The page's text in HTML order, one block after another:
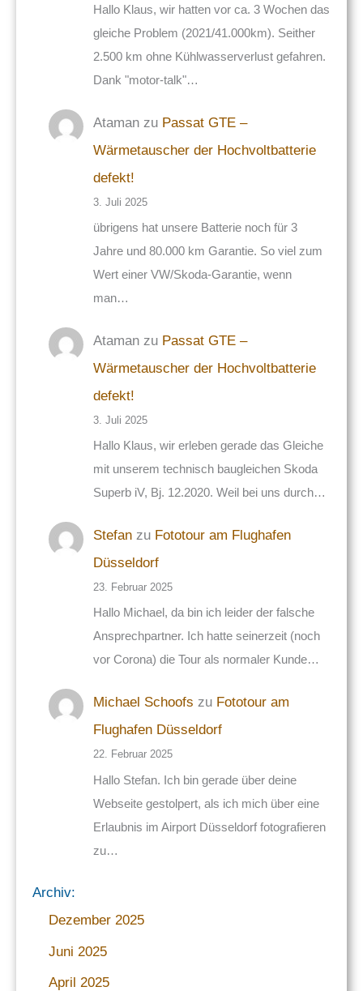
Hallo Klaus, wir hatten vor ca. 3 Wochen das
gleiche Problem (2021/41.000km). Seither
2.500 km ohne Kühlwasserverlust gefahren.
Dank "motor-talk"…
Ataman zu Passat GTE –
Wärmetauscher der Hochvoltbatterie
defekt!
3. Juli 2025
übrigens hat unsere Batterie noch für 3
Jahre und 80.000 km Garantie. So viel zum
Wert einer VW/Skoda-Garantie, wenn
man…
Ataman zu Passat GTE –
Wärmetauscher der Hochvoltbatterie
defekt!
3. Juli 2025
Hallo Klaus, wir erleben gerade das Gleiche
mit unserem technisch baugleichen Skoda
Superb iV, Bj. 12.2020. Weil bei uns durch…
Stefan zu Fototour am Flughafen
Düsseldorf
23. Februar 2025
Hallo Michael, da bin ich leider der falsche
Ansprechpartner. Ich hatte seinerzeit (noch
vor Corona) die Tour als normaler Kunde…
Michael Schoofs zu Fototour am
Flughafen Düsseldorf
22. Februar 2025
Hallo Stefan. Ich bin gerade über deine
Webseite gestolpert, als ich mich über eine
Erlaubnis im Airport Düsseldorf fotografieren
zu…
Archiv:
Dezember 2025
Juni 2025
April 2025